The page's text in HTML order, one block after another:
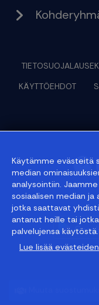
KÄYTTÖEHDOT
Käytämme evästeitä
median
analysointiin.
sosiaalisen median ja
jotka saattavat
antanut heille tai
palvelujensa käytöstä.
Lue lisää